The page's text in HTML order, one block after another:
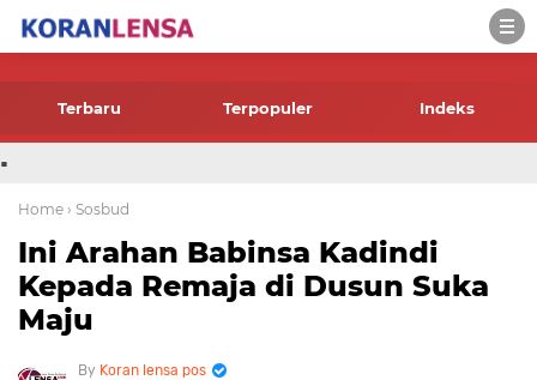
-->
Terbaru Terpopuler Indeks
.
Home › Sosbud
Ini Arahan Babinsa Kadindi
Kepada Remaja di Dusun Suka
Maju
Koran lensa pos